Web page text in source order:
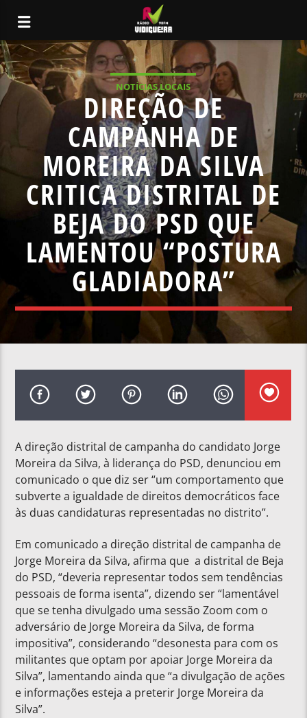
NOTÍCIAS LOCAIS
DIREÇÃO DE
CAMPANHA DE
MOREIRA DA SILVA
CRITICA DISTRITAL DE
BEJA DO PSD QUE
LAMENTOU “POSTURA
GLADIADORA”
A direção distrital de campanha do candidato Jorge
Moreira da Silva, à liderança do PSD, denunciou em
comunicado o que diz ser “um comportamento que
subverte a igualdade de direitos democráticos face
às duas candidaturas representadas no distrito”.
Em comunicado a direção distrital de campanha de
Jorge Moreira da Silva, afirma que a distrital de Beja
do PSD, “deveria representar todos sem tendências
pessoais de forma isenta”, dizendo ser “lamentável
que se tenha divulgado uma sessão Zoom com o
adversário de Jorge Moreira da Silva, de forma
impositiva”, considerando “desonesta para com os
militantes que optam por apoiar Jorge Moreira da
Silva”, lamentando ainda que “a divulgação de ações
e informações esteja a preterir Jorge Moreira da
Silva”.